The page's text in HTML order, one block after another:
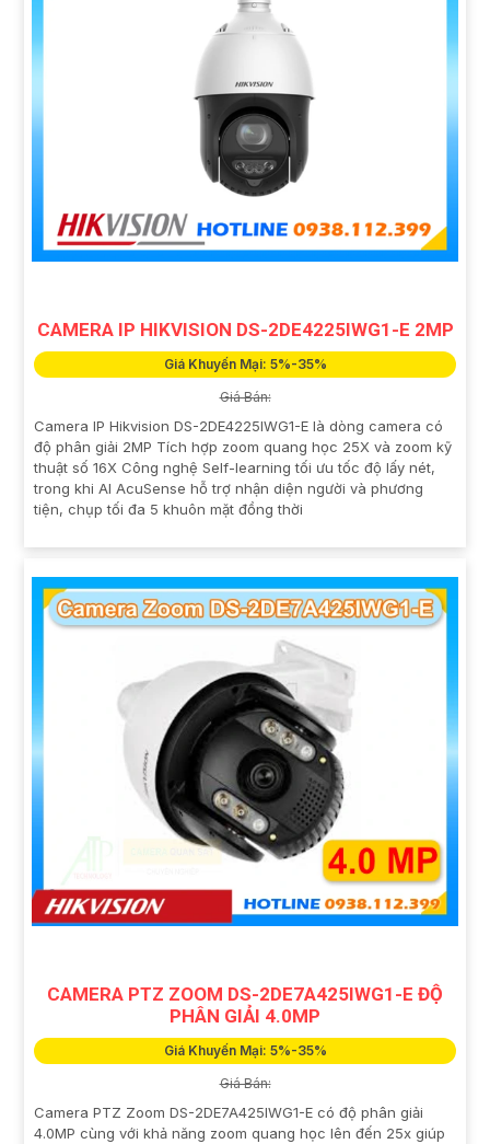
CAMERA IP HIKVISION DS-2DE4225IWG1-E 2MP
Giá Khuyến Mại: 5%-35%
Giá Bán:
Camera IP Hikvision DS-2DE4225IWG1-E là dòng camera có
độ phân giải 2MP Tích hợp zoom quang học 25X và zoom kỹ
thuật số 16X Công nghệ Self-learning tối ưu tốc độ lấy nét,
trong khi AI AcuSense hỗ trợ nhận diện người và phương
tiện, chụp tối đa 5 khuôn mặt đồng thời
CAMERA PTZ ZOOM DS-2DE7A425IWG1-E ĐỘ
PHÂN GIẢI 4.0MP
Giá Khuyến Mại: 5%-35%
Giá Bán:
Camera PTZ Zoom DS-2DE7A425IWG1-E có độ phân giải
4.0MP cùng với khả năng zoom quang học lên đến 25x giúp